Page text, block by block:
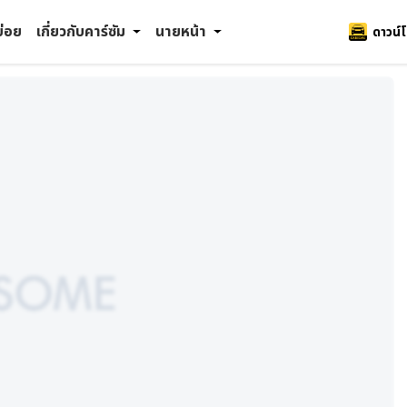
ย เกี่ยวกับคาร์ซัม นายหน้า ดาวน์